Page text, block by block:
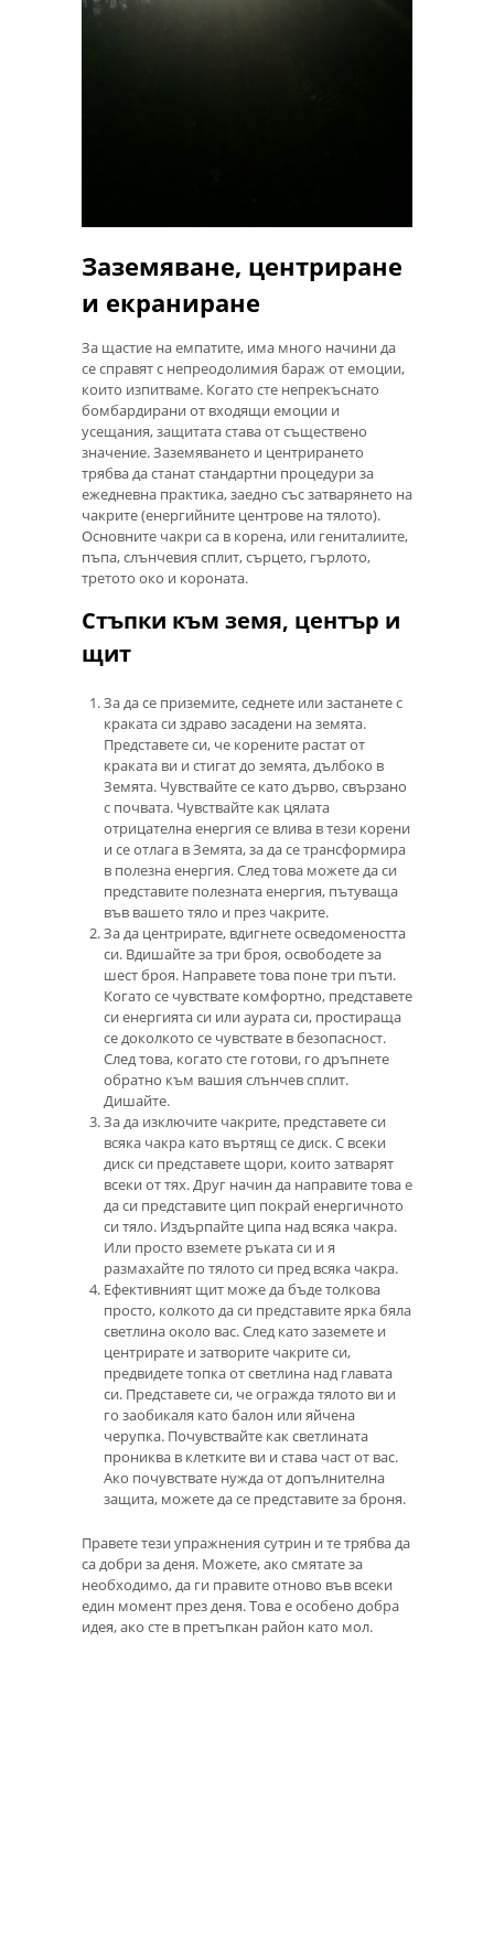
Заземяване, центриране
и екраниране
За щастие на емпатите, има много начини да
се справят с непреодолимия бараж от емоции,
които изпитваме. Когато сте непрекъснато
бомбардирани от входящи емоции и
усещания, защитата става от съществено
значение. Заземяването и центрирането
трябва да станат стандартни процедури за
ежедневна практика, заедно със затварянето на
чакрите (енергийните центрове на тялото).
Основните чакри са в корена, или гениталиите,
пъпа, слънчевия сплит, сърцето, гърлото,
третото око и короната.
Стъпки към земя, център и
щит
За да се приземите, седнете или застанете с
краката си здраво засадени на земята.
Представете си, че корените растат от
краката ви и стигат до земята, дълбоко в
Земята. Чувствайте се като дърво, свързано
с почвата. Чувствайте как цялата
отрицателна енергия се влива в тези корени
и се отлага в Земята, за да се трансформира
в полезна енергия. След това можете да си
представите полезната енергия, пътуваща
във вашето тяло и през чакрите.
За да центрирате, вдигнете осведомеността
си. Вдишайте за три броя, освободете за
шест броя. Направете това поне три пъти.
Когато се чувствате комфортно, представете
си енергията си или аурата си, простираща
се доколкото се чувствате в безопасност.
След това, когато сте готови, го дръпнете
обратно към вашия слънчев сплит.
Дишайте.
За да изключите чакрите, представете си
всяка чакра като въртящ се диск. С всеки
диск си представете щори, които затварят
всеки от тях. Друг начин да направите това е
да си представите цип покрай енергичното
си тяло. Издърпайте ципа над всяка чакра.
Или просто вземете ръката си и я
размахайте по тялото си пред всяка чакра.
Ефективният щит може да бъде толкова
просто, колкото да си представите ярка бяла
светлина около вас. След като заземете и
центрирате и затворите чакрите си,
предвидете топка от светлина над главата
си. Представете си, че огражда тялото ви и
го заобикаля като балон или яйчена
черупка. Почувствайте как светлината
прониква в клетките ви и става част от вас.
Ако почувствате нужда от допълнителна
защита, можете да се представите за броня.
Правете тези упражнения сутрин и те трябва да
са добри за деня. Можете, ако смятате за
необходимо, да ги правите отново във всеки
един момент през деня. Това е особено добра
идея, ако сте в претъпкан район като мол.